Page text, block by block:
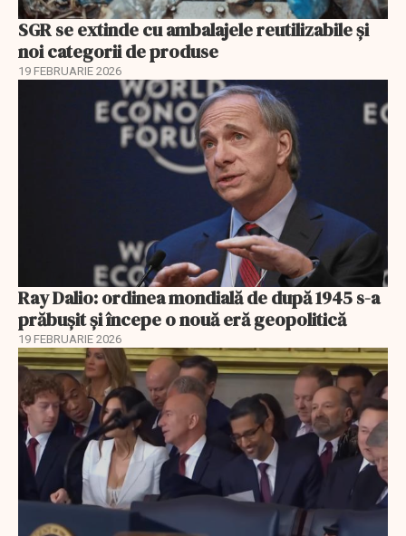
SGR se extinde cu ambalajele reutilizabile și
noi categorii de produse
19 FEBRUARIE 2026
Ray Dalio: ordinea mondială de după 1945 s-a
prăbușit și începe o nouă eră geopolitică
19 FEBRUARIE 2026